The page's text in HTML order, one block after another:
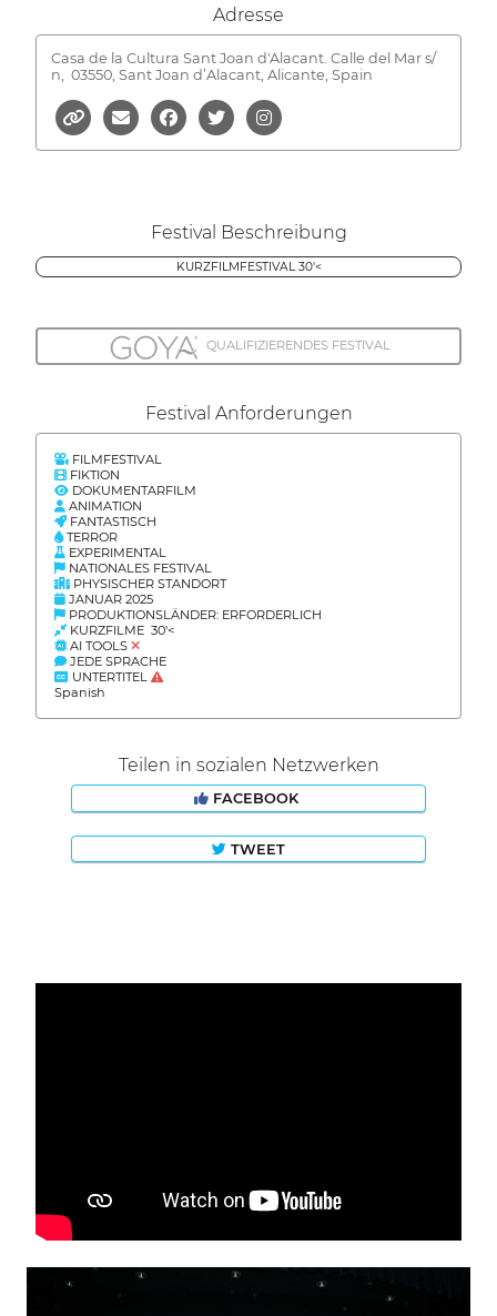
Adresse
Casa de la Cultura Sant Joan d'Alacant. Calle del Mar s/
n,
03550, Sant Joan d’Alacant, Alicante, Spain
Festival Beschreibung
KURZFILMFESTIVAL 30'<
QUALIFIZIERENDES FESTIVAL
Festival Anforderungen
FILMFESTIVAL
FIKTION
DOKUMENTARFILM
ANIMATION
FANTASTISCH
TERROR
EXPERIMENTAL
NATIONALES FESTIVAL
PHYSISCHER STANDORT
JANUAR 2025
PRODUKTIONSLÄNDER: ERFORDERLICH
KURZFILME 30'<
AI TOOLS
JEDE SPRACHE
UNTERTITEL
Spanish
Teilen in sozialen Netzwerken
FACEBOOK
TWEET